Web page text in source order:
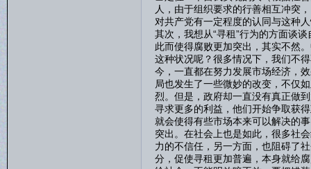
人，由于组织要求的行善相互冲突
对共产党有一定程度的认同与这种
其次，我想从“寻租”行为的方面谈
此而使得腐败更加突出，其实不然
这种状况呢？很多情况下，我们不
今，一直都在努力发展市场经济，
局也发生了一些微妙的改变，不仅
烈。但是，政府却一直没有真正做
寻求更多的利益，他们开始争取获
就会使得有些市场本来可以解决的
突出。在社会上也是如此，很多社
力的不信任，另一方面，也阻碍了
分，促使寻租更加普遍，本身就给